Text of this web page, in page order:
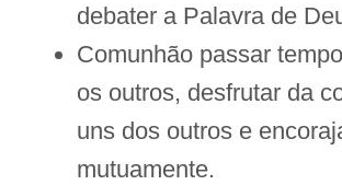
debater a Palavra de
Comunhão passar
os outros, desfrutar da
uns dos outros e
mutuamente.